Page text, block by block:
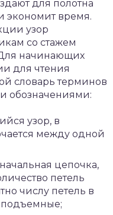
для полотна
экономит время.
узор
со стажем
Для начинающих
для чтения
словарь терминов
обозначениями:
узор, в
между одной
цепочка,
петель
числу петель в
подъемные;